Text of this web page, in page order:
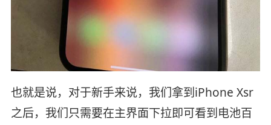
也就是说，对于新手来说，我们拿到iPhone Xsr
之后，我们只需要在主界面下拉即可看到电池百